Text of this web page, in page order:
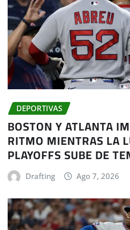
DEPORTIVAS
BOSTON Y ATLANTA
RITMO MIENTRAS LA
PLAYOFFS SUBE DE
Drafting Ago 7, 2026